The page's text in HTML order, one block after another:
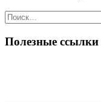
Поиск
по:
Полезные ссылки